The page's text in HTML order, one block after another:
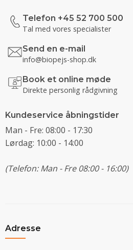
Telefon +45 52 700 500
Tal med vores specialister
Send en e-mail
info@biopejs-shop.dk
Book et online møde
Direkte personlig rådgivning
Kundeservice åbningstider
Man - Fre: 08:00 - 17:30
Lørdag: 10:00 - 14:00
(Telefon: Man - Fre 08:00 - 16:00)
Adresse